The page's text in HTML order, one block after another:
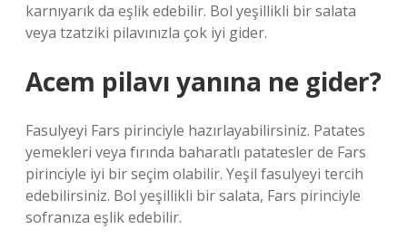
karnıyarık da eşlik edebilir. Bol yeşillikli bir salata
veya tzatziki pilavınızla çok iyi gider.
Acem pilavı yanına ne gider?
Fasulyeyi Fars pirinciyle hazırlayabilirsiniz. Patates
yemekleri veya fırında baharatlı patatesler de Fars
pirinciyle iyi bir seçim olabilir. Yeşil fasulyeyi tercih
edebilirsiniz. Bol yeşillikli bir salata, Fars pirinciyle
sofranıza eşlik edebilir.